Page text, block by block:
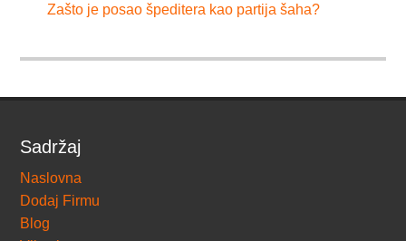
Zašto je posao špeditera kao partija šaha?
Sadržaj
Naslovna
Dodaj Firmu
Blog